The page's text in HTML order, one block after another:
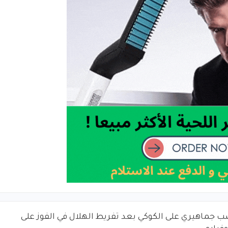
جماهيري على الكوكي بعد تفريط الهلال في الفوز على